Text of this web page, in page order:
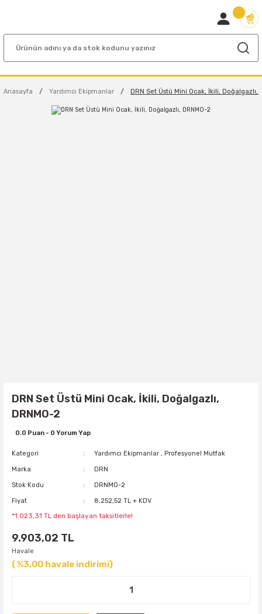
Anasayfa Yardımcı Ekipmanlar DRN Set Üstü Mini Ocak, İkili, Doğalgazlı,
DRN Set Üstü Mini Ocak, İkili, Doğalgazlı,
DRNMO-2
0.0 Puan - 0 Yorum Yap
Kategori Yardımcı Ekipmanlar , Profesyonel Mutfak
Marka DRN
Stok Kodu DRNMO-2
Fiyat 8.252,52 TL + KDV
*1.023,31 TL den başlayan taksitlerle!
9.903,02 TL
Havale
( %3,00 havale indirimi)